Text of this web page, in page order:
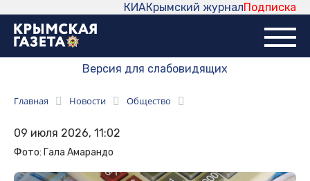
Подписка
Крымский журнал
КИА
Версия для слабовидящих
Главная Новости Общество
09 июля 2026, 11:02
Фото: Гала Амарандо